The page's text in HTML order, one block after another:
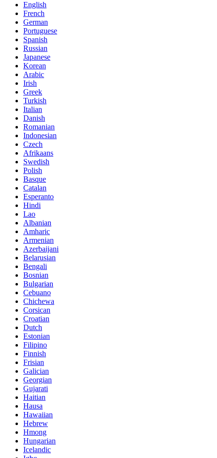
English
French
German
Portuguese
Spanish
Russian
Japanese
Korean
Arabic
Irish
Greek
Turkish
Italian
Danish
Romanian
Indonesian
Czech
Afrikaans
Swedish
Polish
Basque
Catalan
Esperanto
Hindi
Lao
Albanian
Amharic
Armenian
Azerbaijani
Belarusian
Bengali
Bosnian
Bulgarian
Cebuano
Chichewa
Corsican
Croatian
Dutch
Estonian
Filipino
Finnish
Frisian
Galician
Georgian
Gujarati
Haitian
Hausa
Hawaiian
Hebrew
Hmong
Hungarian
Icelandic